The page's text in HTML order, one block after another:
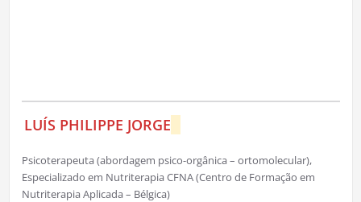
LUÍS PHILIPPE JORGE
Psicoterapeuta (abordagem psico-orgânica – ortomolecular),
Especializado em Nutriterapia CFNA (Centro de Formação em
Nutriterapia Aplicada – Bélgica)